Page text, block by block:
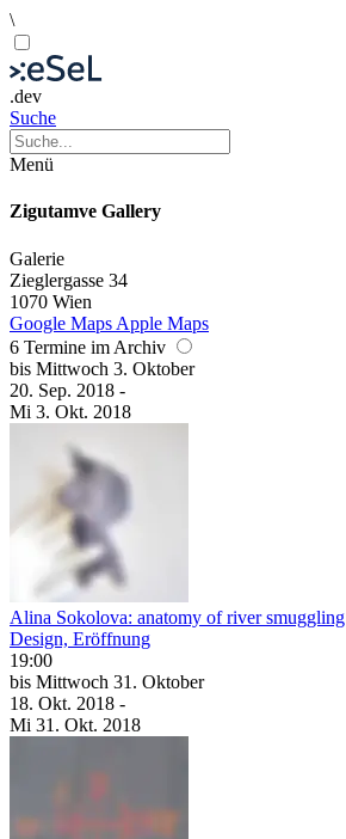
\
.dev
Suche
Menü
Zigutamve Gallery
Galerie
Zieglergasse 34
1070 Wien
Google Maps Apple Maps
6 Termine im Archiv
bis Mittwoch 3. Oktober
20. Sep. 2018 -
Mi 3. Okt. 2018
Alina Sokolova: anatomy of river smuggling
Design, Eröffnung
19:00
bis Mittwoch 31. Oktober
18. Okt. 2018 -
Mi 31. Okt. 2018